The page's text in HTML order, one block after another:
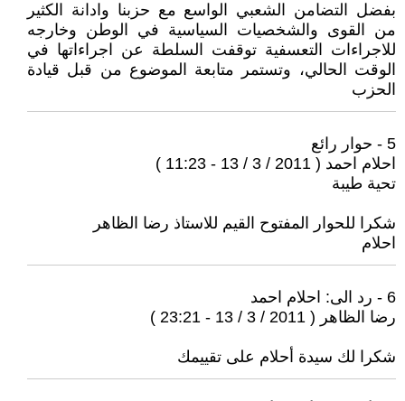
بفضل التضامن الشعبي الواسع مع حزبنا وادانة الكثير
من القوى والشخصيات السياسية في الوطن وخارجه
للاجراءات التعسفية توقفت السلطة عن اجراءاتها في
الوقت الحالي، وتستمر متابعة الموضوع من قبل قيادة
الحزب
5 - حوار رائع
احلام احمد ( 2011 / 3 / 13 - 11:23 )
تحية طيبة
شكرا للحوار المفتوح القيم للاستاذ رضا الظاهر
احلام
6 - رد الى: احلام احمد
رضا الظاهر ( 2011 / 3 / 13 - 23:21 )
شكرا لك سيدة أحلام على تقييمك